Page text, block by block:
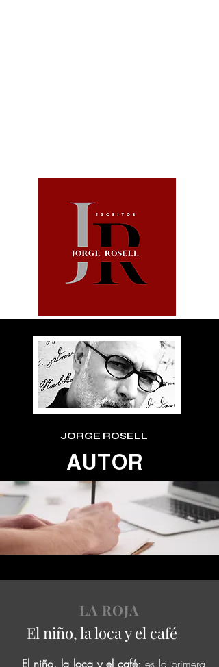
JORGE ROSELL
AUTOR
LA ROJA
El niño, la loca y el café
El niño, la loca y el café: es la primera